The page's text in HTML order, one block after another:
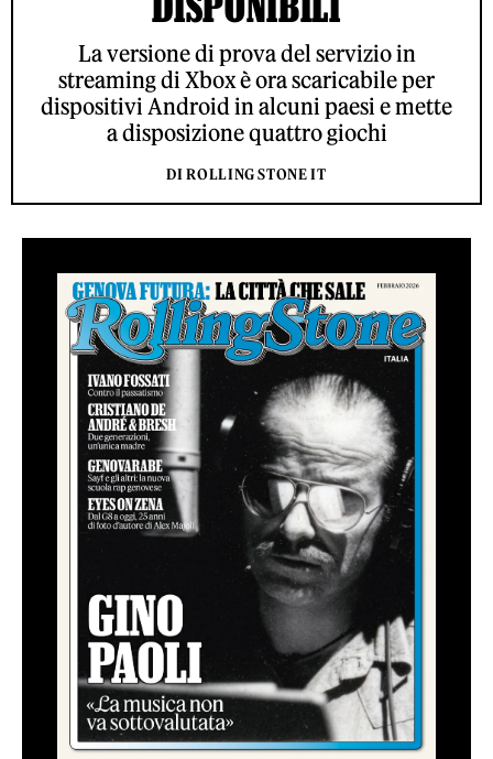
La versione di prova del servizio in
streaming di Xbox è ora scaricabile per
dispositivi Android in alcuni paesi e mette
a disposizione quattro giochi
DI ROLLING STONE IT